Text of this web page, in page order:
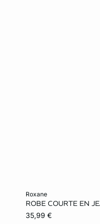
roxane
ROBE COURTE EN
35,99 €